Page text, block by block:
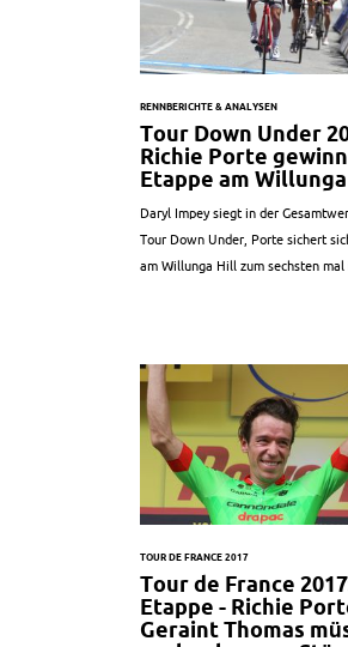
RENNBERICHTE & ANALYSEN
Tour Down Under
Richie Porte
Etappe am
Daryl Impey siegt in der
Tour Down Under, Porte sichert
am Willunga Hill zum sechsten mal
TOUR DE FRANCE 2017
Tour de France
Etappe - Richie
Geraint Thomas